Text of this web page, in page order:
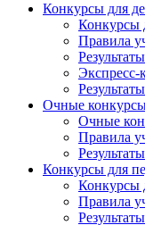
Конкурсы для
Конкурсы
Правила
Экспресс-
Очные
Очные
Правила
Конкурсы для
Конкурсы
Правила